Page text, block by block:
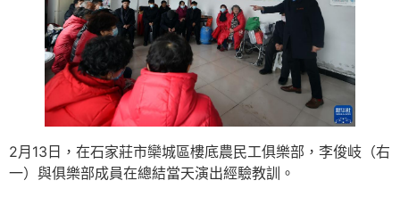
2月13日，在石家莊市欒城區樓底農民工俱樂部，李俊岐（右
一）與俱樂部成員在總結當天演出經驗教訓。